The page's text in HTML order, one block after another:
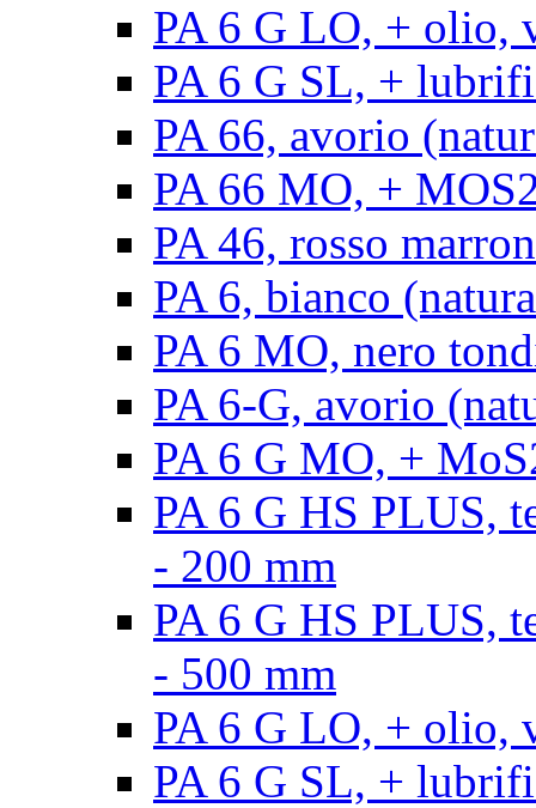
PA 6 G LO, + olio,
PA 6 G SL, +
PA 66, avorio
PA 66 MO, +
PA 46, rosso
PA 6, bianco
PA 6 MO, nero
PA 6-G, avorio
PA 6 G MO, +
PA 6 G HS PLUS,
- 200 mm
PA 6 G HS PLUS,
- 500 mm
PA 6 G LO, + olio,
PA 6 G SL, +